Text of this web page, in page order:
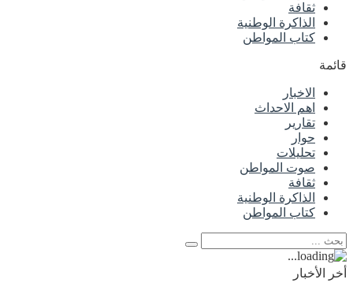
ثقافة
الذاكرة الوطنية
كتاب المواطن
قائمة
الاخبار
اهم الاحداث
تقارير
حوار
تحليلات
صوت المواطن
ثقافة
الذاكرة الوطنية
كتاب المواطن
أخر الأخبار